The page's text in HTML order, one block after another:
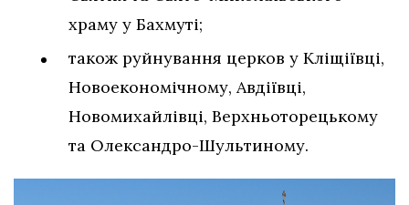
храму у Бахмуті;
також руйнування церков у Кліщіївці,
Новоекономічному, Авдіївці,
Новомихайлівці, Верхньоторецькому
та Олександро-Шультиному.